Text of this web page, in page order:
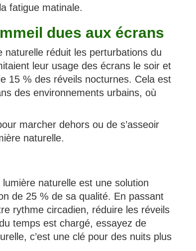
fatigue matinale.
dues aux écrans
naturelle réduit les perturbations du
leur usage des écrans le soir et
15 % des réveils nocturnes. Cela est
des environnements urbains, où
marcher dehors ou de s’asseoir
naturelle.
naturelle est une solution
de 25 % de sa qualité. En passant
rythme circadien, réduire les réveils
temps est chargé, essayez de
c’est une clé pour des nuits plus